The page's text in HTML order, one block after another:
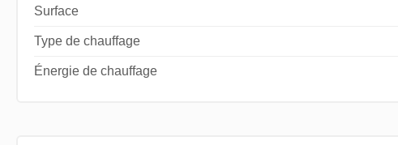
Surface
Type de chauffage
Énergie de chauffage